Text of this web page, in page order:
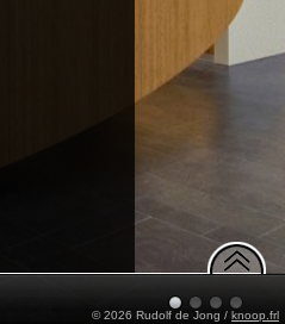
© 2026 Rudolf de Jong / knoop.frl